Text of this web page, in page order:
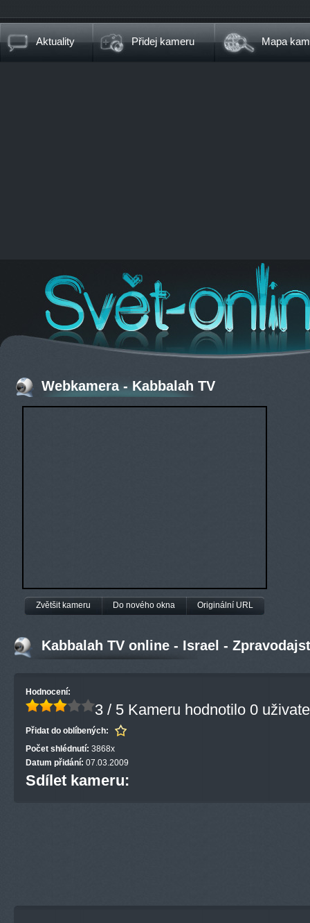
Aktuality Přidej kameru Mapa
Webkamera - Kabbalah TV
Zvětšit kameru Do nového okna Originální URL
Kabbalah TV online - Israel -
Hodnocení:
3 / 5 Kameru hodnotilo 0
Přidat do oblíbených:
Počet shlédnutí: 3868x
Datum přidání: 07.03.2009
Sdílet kameru: